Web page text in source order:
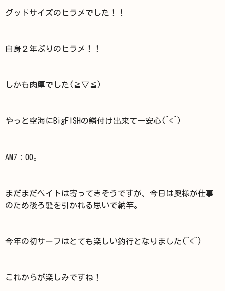
グッドサイズのヒラメでした！！
自身２年ぶりのヒラメ！！
しかも肉厚でした(≧▽≦)
やっと空海にBigFISHの鱗付け出来て一安心(^<^)
AM7：00。
まだまだベイトは寄ってきそうですが、今日は奥様が仕事
のため後ろ髪を引かれる思いで納竿。
今年の初サーフはとても楽しい釣行となりました(^<^)
これからが楽しみですね！